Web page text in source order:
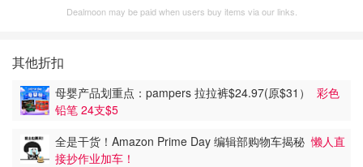
Dealmoon may be paid when users buy items via our links.
其他折扣
母婴产品划重点：pampers 拉拉裤$24.97(原$31） 彩色
铅笔 24支$5
全是干货！Amazon Prime Day 编辑部购物车揭秘懒人直
接抄作业加车！